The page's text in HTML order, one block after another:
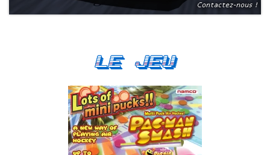
Contactez-nous !
Le Jeu